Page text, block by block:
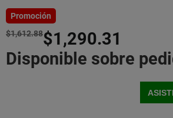
Estrellas!
Promoción
$1,612.88$1,290.31
Disponible sobre